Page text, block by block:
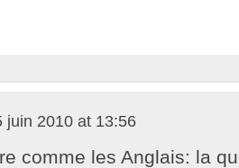
juin 2010 at 13:56
comme les Anglais: la